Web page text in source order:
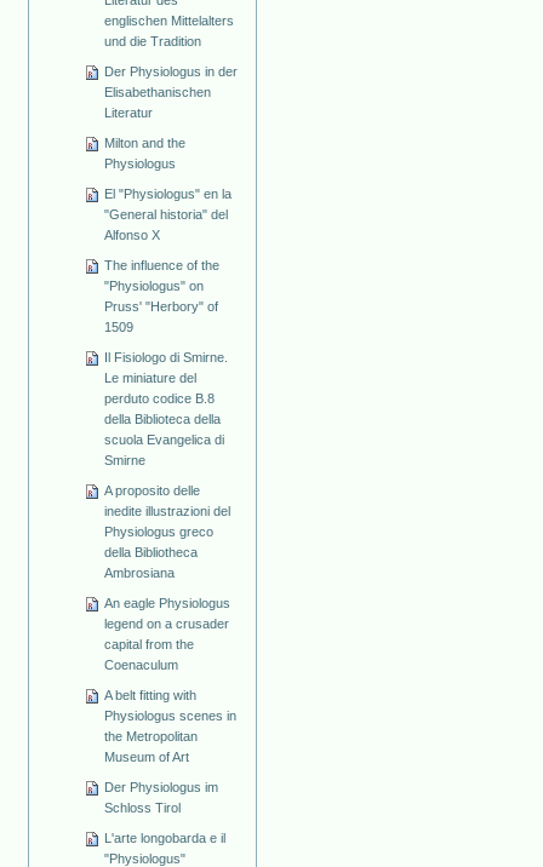
englischen Mittelalters
und die Tradition
Der Physiologus in der
Elisabethanischen
Literatur
Milton and the
Physiologus
El "Physiologus" en la
"General historia" del
Alfonso X
The influence of the
"Physiologus" on
Pruss' "Herbory" of
1509
Il Fisiologo di Smirne.
Le miniature del
perduto codice B.8
della Biblioteca della
scuola Evangelica di
Smirne
A proposito delle
inedite illustrazioni del
Physiologus greco
della Bibliotheca
Ambrosiana
An eagle Physiologus
legend on a crusader
capital from the
Coenaculum
A belt fitting with
Physiologus scenes in
the Metropolitan
Museum of Art
Der Physiologus im
Schloss Tirol
L'arte longobarda e il
"Physiologus"